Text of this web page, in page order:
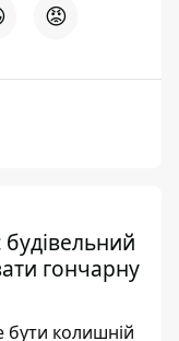
😡
будівельний
гончарну
бути колишній